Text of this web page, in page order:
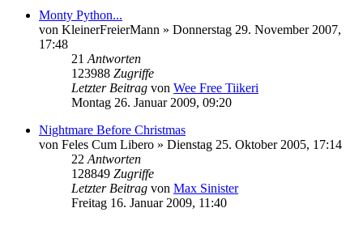
Monty Python...
von KleinerFreierMann » Donnerstag 29. November 2007,
17:48
21 Antworten
123988 Zugriffe
Letzter Beitrag von Wee Free Tiikeri
Montag 26. Januar 2009, 09:20
Nightmare Before Christmas
von Feles Cum Libero » Dienstag 25. Oktober 2005, 17:14
22 Antworten
128849 Zugriffe
Letzter Beitrag von Max Sinister
Freitag 16. Januar 2009, 11:40